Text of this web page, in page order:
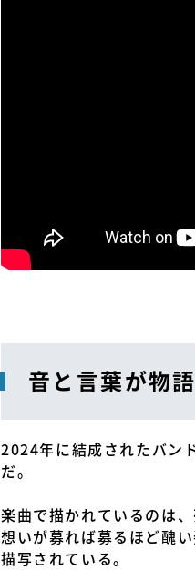
音と言葉が物
2024年に結成されたバン
だ。
楽曲で描かれているのは
想いが募れば募るほど醜
描写されている。